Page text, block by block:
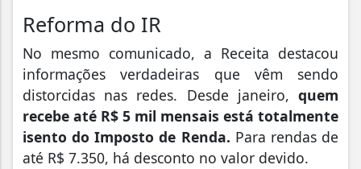
Reforma do IR
No mesmo comunicado, a Receita destacou
informações verdadeiras que vêm sendo
distorcidas nas redes. Desde janeiro, quem
recebe até R$ 5 mil mensais está totalmente
isento do Imposto de Renda. Para rendas de
até R$ 7.350, há desconto no valor devido.